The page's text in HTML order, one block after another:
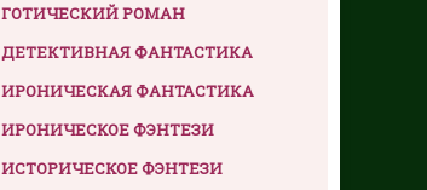
ГОТИЧЕСКИЙ РОМАН
ДЕТЕКТИВНАЯ ФАНТАСТИКА
ИРОНИЧЕСКАЯ ФАНТАСТИКА
ИРОНИЧЕСКОЕ ФЭНТЕЗИ
ИСТОРИЧЕСКОЕ ФЭНТЕЗИ